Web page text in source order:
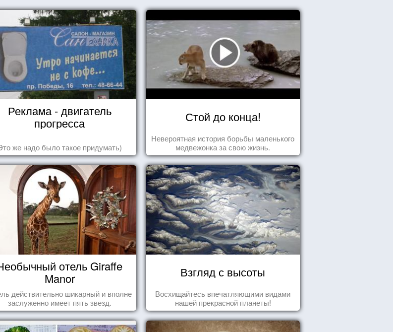
Реклама - двигатель
прогресса
же надо было такое придумать)
Стой до конца!
Невероятная история борьбы маленького
медвежонка за свою жизнь.
отель Giraffe
Manor
действительно шикарный и вполне
заслуженно имеет пять звезд.
Взгляд с высоты
Восхищайтесь впечатляющими видами
нашей прекрасной планеты!